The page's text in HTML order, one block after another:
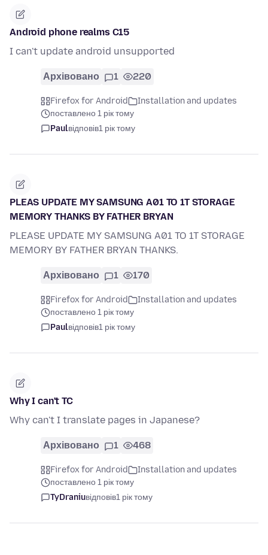
Android phone realms C15
I can't update android unsupported
Архівовано 1 220
Firefox for Android
Installation and updates
поставлено 1 рік тому
Paulвідповів1 рік тому
PLEAS UPDATE MY SAMSUNG A01 TO 1T STORAGE
MEMORY THANKS BY FATHER BRYAN
PLEASE UPDATE MY SAMSUNG A01 TO 1T STORAGE
MEMORY BY FATHER BRYAN THANKS.
Архівовано 1 170
Firefox for Android
Installation and updates
поставлено 1 рік тому
Paulвідповів1 рік тому
Why I can't TC
Why can't I translate pages in Japanese?
Архівовано 1 468
Firefox for Android
Installation and updates
поставлено 1 рік тому
TyDraniuвідповів1 рік тому